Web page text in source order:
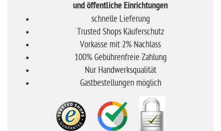
und öffentliche Einrichtungen
schnelle Lieferung
Trusted Shops Käuferschutz
Vorkasse mit 2% Nachlass
100% Gebührenfreie Zahlung
Nur Handwerksqualität
Gastbestellungen möglich